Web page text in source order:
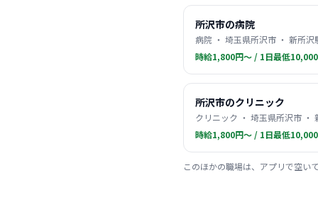
所沢市の病院
病院 ・ 埼玉県所沢市 ・ 新所沢
時給1,800円〜 / 1日最低
所沢市のクリニック
クリニック ・ 埼玉県所沢市 ・
時給1,800円〜 / 1日最低
このほかの職場は、アプリで空い